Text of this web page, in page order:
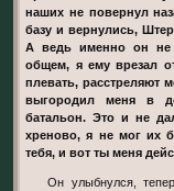
наших не повернул
базу и вернулись,
А ведь именно он не
общем, я ему врезал
плевать, расстреляют
выгородил меня в
батальон. Это и не
хреново, я не мог их
тебя, и вот ты меня
Он улыбнулся, теперь уже понимая, что все началось с первой